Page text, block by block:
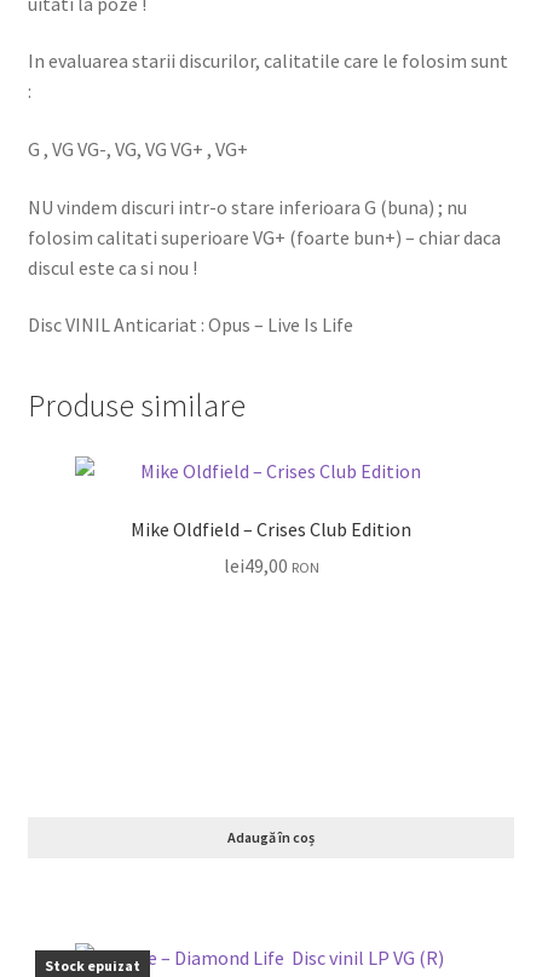
In evaluarea starii discurilor, calitatile care le folosim sunt
:
G , VG VG-, VG, VG VG+ , VG+
NU vindem discuri intr-o stare inferioara G (buna) ; nu
folosim calitati superioare VG+ (foarte bun+) – chiar daca
discul este ca si nou !
Disc VINIL Anticariat : Opus – Live Is Life
Produse similare
Mike Oldfield – Crises Club Edition
lei49,00 RON
Adaugă în coș
Stock epuizat